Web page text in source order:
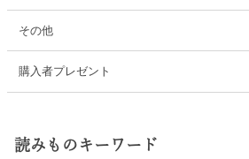
その他
購入者プレゼント
読みものキーワード